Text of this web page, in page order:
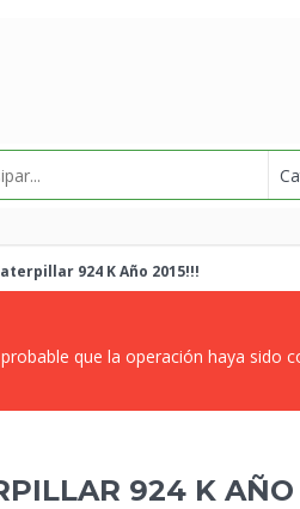
924 K Año 2015!!!
que la operación haya sido
924 K AÑO